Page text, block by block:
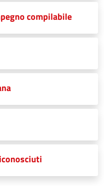
compilabile